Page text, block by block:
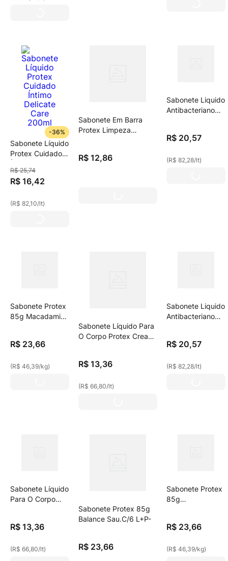
-36%
Sabonete Líquido
Protex Cuidado
Care 200ml
R$ 25,74
R$ 16,42
(R$ 82,10/lt)
Sabonete Em Barra
Protex Limpeza
R$ 12,86
Sabonete Liquido
Antibacteriano
Serum Retinol +
R$ 20,57
(R$ 82,28/lt)
Sabonete Protex
85g Macadamia
R$ 23,66
(R$ 46,39/kg)
Sabonete Líquido Para
O Corpo Protex Cream
R$ 13,36
(R$ 66,80/lt)
Sabonete Liquido
Antibacteriano
Ácido Hialurônico
R$ 20,57
(R$ 82,28/lt)
Sabonete Líquido
Para O Corpo
200ml
R$ 13,36
(R$ 66,80/lt)
Sabonete Protex 85g
Balance Sau.C/6 L+P-
R$ 23,66
Sabonete Protex
85g
R$ 23,66
(R$ 46,39/kg)